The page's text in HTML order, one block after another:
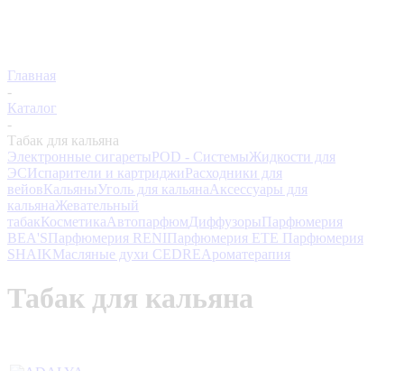
Главная
-
Каталог
-
Табак для кальяна
Электронные сигаретыPOD - СистемыЖидкости для
ЭСИспарители и картриджиРасходники для
вейовКальяныУголь для кальянаАксессуары для
кальянаЖевательный
табакКосметикаАвтопарфюмДиффузорыПарфюмерия
BEA'SПарфюмерия RENIПарфюмерия ETE Парфюмерия
SHAIKМасляные духи CEDREАроматерапия
Табак для кальяна